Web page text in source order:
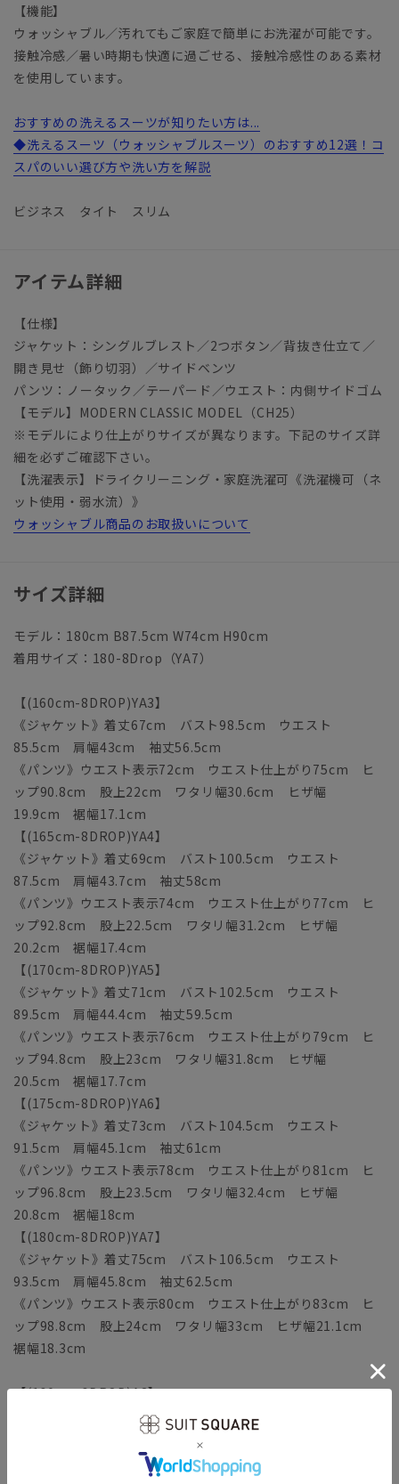
【機能】
ウォッシャブル／汚れてもご家庭で簡単にお洗濯が可能です。
接触冷感／暑い時期も快適に過ごせる、接触冷感性のある素材
を使用しています。
おすすめの洗えるスーツが知りたい方は...
◆洗えるスーツ（ウォッシャブルスーツ）のおすすめ12選！コ
スパのいい選び方や洗い方を解説
ビジネス タイト スリム
アイテム詳細
【仕様】
ジャケット：シングルブレスト／2つボタン／背抜き仕立て／
開き見せ（飾り切羽）／サイドベンツ
パンツ：ノータック／テーパード／ウエスト：内側サイドゴム
【モデル】MODERN CLASSIC MODEL（CH25）
※モデルにより仕上がりサイズが異なります。下記のサイズ詳
細を必ずご確認下さい。
【洗濯表示】ドライクリーニング・家庭洗濯可《洗濯機可（ネ
ット使用・弱水流）》
ウォッシャブル商品のお取扱いについて
サイズ詳細
モデル：180cm B87.5cm W74cm H90cm
着用サイズ：180-8Drop（YA7）
【(160cm-8DROP)YA3】
《ジャケット》着丈67cm バスト98.5cm ウエスト
85.5cm 肩幅43cm 袖丈56.5cm
《パンツ》ウエスト表示72cm ウエスト仕上がり75cm ヒ
ップ90.8cm 股上22cm ワタリ幅30.6cm ヒザ幅
19.9cm 裾幅17.1cm
【(165cm-8DROP)YA4】
《ジャケット》着丈69cm バスト100.5cm ウエスト
87.5cm 肩幅43.7cm 袖丈58cm
《パンツ》ウエスト表示74cm ウエスト仕上がり77cm ヒ
ップ92.8cm 股上22.5cm ワタリ幅31.2cm ヒザ幅
20.2cm 裾幅17.4cm
【(170cm-8DROP)YA5】
《ジャケット》着丈71cm バスト102.5cm ウエスト
89.5cm 肩幅44.4cm 袖丈59.5cm
《パンツ》ウエスト表示76cm ウエスト仕上がり79cm ヒ
ップ94.8cm 股上23cm ワタリ幅31.8cm ヒザ幅
20.5cm 裾幅17.7cm
【(175cm-8DROP)YA6】
《ジャケット》着丈73cm バスト104.5cm ウエスト
91.5cm 肩幅45.1cm 袖丈61cm
《パンツ》ウエスト表示78cm ウエスト仕上がり81cm ヒ
ップ96.8cm 股上23.5cm ワタリ幅32.4cm ヒザ幅
20.8cm 裾幅18cm
【(180cm-8DROP)YA7】
《ジャケット》着丈75cm バスト106.5cm ウエスト
93.5cm 肩幅45.8cm 袖丈62.5cm
《パンツ》ウエスト表示80cm ウエスト仕上がり83cm ヒ
ップ98.8cm 股上24cm ワタリ幅33cm ヒザ幅21.1cm
裾幅18.3cm
【(160cm-6DROP)A3】
《ジャケット》着丈67cm バスト100.5cm ウエスト
87.5cm 肩幅43.6cm 袖丈56.5cm
《パンツ》ウエスト表示76cm ウエスト仕上がり79cm ヒ